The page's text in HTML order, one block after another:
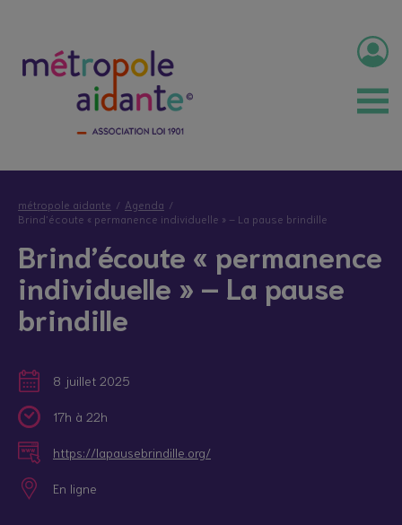
métropole aidante
Agenda
Brind’écoute « permanence individuelle » – La pause brindille
Brind’écoute « permanence
individuelle » – La pause
brindille
8 juillet 2025
17h à 22h
https://lapausebrindille.org/
En ligne